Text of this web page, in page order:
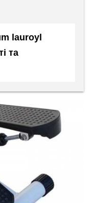
lauroyl
та